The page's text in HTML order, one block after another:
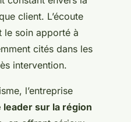
client. L’écoute
le soin apporté à
cités dans les
intervention.
l’entreprise
leader sur la région